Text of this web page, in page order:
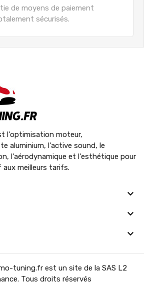
de moyens de paiement
sécurisés.
l'optimisation moteur,
aluminium, l'active sound, le
l'aérodynamique et l'esthétique pour
meilleurs tarifs.
tuning.fr est un site de la SAS L2
Tous droits réservés